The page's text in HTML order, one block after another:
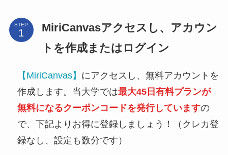
STEP
MiriCanvasアクセスし、アカウン
トを作成またはログイン
【MiriCanvas】 にアクセスし、無料アカウントを
作成します。当大学では最大45日有料プランが
無料になるクーポンコードを発行していますの
で、下記よりお得に登録しましょう！（クレカ登
録なし、設定も数分です）